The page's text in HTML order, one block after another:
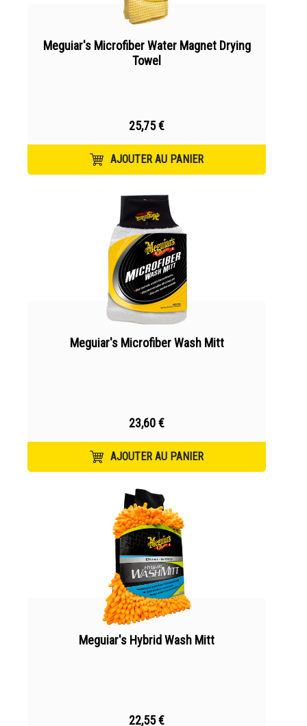
Meguiar's Microfiber Water Magnet Drying
Towel
25,75 €
AJOUTER AU PANIER
Meguiar's Microfiber Wash Mitt
23,60 €
AJOUTER AU PANIER
Meguiar's Hybrid Wash Mitt
22,55 €